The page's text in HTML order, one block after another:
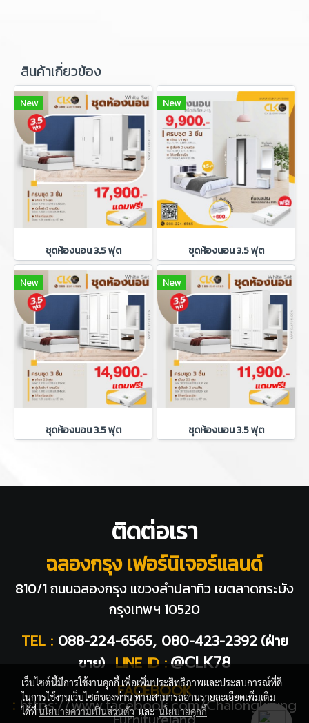
สินค้าเกี่ยวข้อง
New
ชุดห้องนอน 3.5 ฟุต
New
ชุดห้องนอน 3.5 ฟุต
New
ชุดห้องนอน 3.5 ฟุต
New
ชุดห้องนอน 3.5 ฟุต
ติดต่อเรา
ฉลองกรุง เฟอร์นิเจอร์แลนด์
810/1 ถนนฉลองกรุง แขวงลำปลาทิว เขตลาดกระบัง
กรุงเทพฯ 10520
TEL : 088-224-6565, 080-423-2392 (ฝ่าย
ขาย) LINE ID : @CLK78
FACEBOOK
: https://www.facebook.com/Chalongkrung
เว็บไซต์นี้มีการใช้งานคุกกี้ เพื่อเพิ่มประสิทธิภาพและประสบการณ์ที่ดี
ในการใช้งานเว็บไซต์ของท่าน ท่านสามารถอ่านรายละเอียดเพิ่มเติม
ได้ที่นโยบายความเป็นส่วนตัวและนโยบายคุกกี้